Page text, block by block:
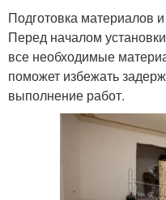
Подготовка материалов
Перед началом
все необходимые
поможет избежать
выполнение работ.